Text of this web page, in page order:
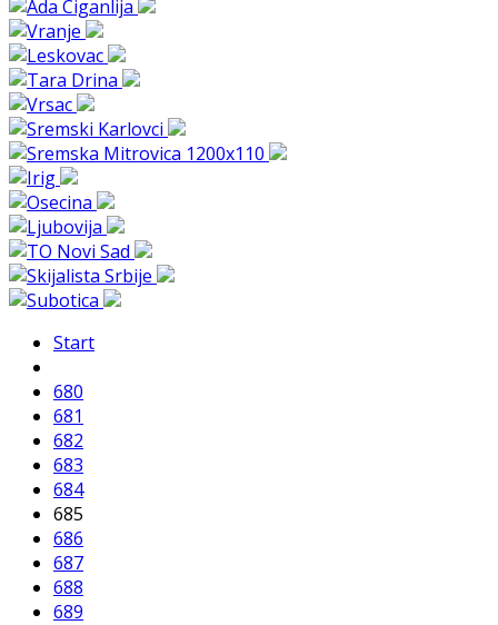
Start
680
681
682
683
684
685
686
687
688
689